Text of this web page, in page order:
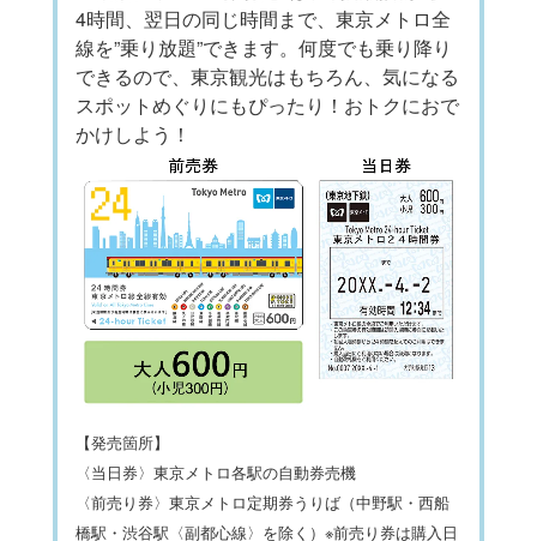
4時間、翌日の同じ時間まで、東京メトロ全
線を”乗り放題”できます。何度でも乗り降り
できるので、東京観光はもちろん、気になる
スポットめぐりにもぴったり！おトクにおで
かけしよう！
【発売箇所】
〈当日券〉東京メトロ各駅の自動券売機
〈前売り券〉東京メトロ定期券うりば（中野駅・西船
橋駅・渋谷駅〈副都心線〉を除く）※前売り券は購入日